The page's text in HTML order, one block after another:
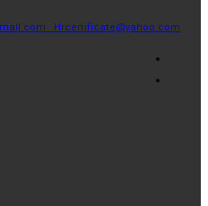
Hrcertificate@yahoo.com